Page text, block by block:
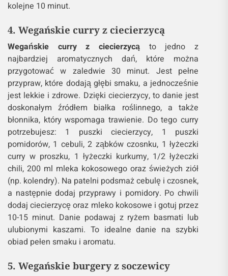
kolejne 10 minut.
4. Wegańskie curry z ciecierzycą
Wegańskie curry z ciecierzycą to jedno z
najbardziej aromatycznych dań, które można
przygotować w zaledwie 30 minut. Jest pełne
przypraw, które dodają głębi smaku, a jednocześnie
jest lekkie i zdrowe. Dzięki ciecierzycy, to danie jest
doskonałym źródłem białka roślinnego, a także
błonnika, który wspomaga trawienie. Do tego curry
potrzebujesz: 1 puszki ciecierzycy, 1 puszki
pomidorów, 1 cebuli, 2 ząbków czosnku, 1 łyżeczki
curry w proszku, 1 łyżeczki kurkumy, 1/2 łyżeczki
chili, 200 ml mleka kokosowego oraz świeżych ziół
(np. kolendry). Na patelni podsmaż cebulę i czosnek,
a następnie dodaj przyprawy i pomidory. Po chwili
dodaj ciecierzycę oraz mleko kokosowe i gotuj przez
10-15 minut. Danie podawaj z ryżem basmati lub
ulubionymi kaszami. To idealne danie na szybki
obiad pełen smaku i aromatu.
5. Wegańskie burgery z soczewicy